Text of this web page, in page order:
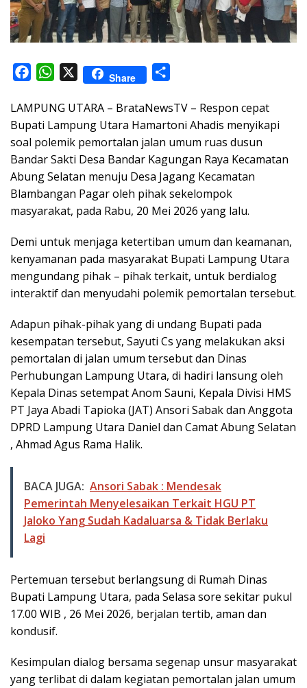
c
e
b
o
o
k
W
a
t
s
A
p
p
X Share
a
r
e
LAMPUNG UTARA – BrataNewsTV – Respon cepat
Bupati Lampung Utara Hamartoni Ahadis menyikapi
soal polemik pemortalan jalan umum ruas dusun
Bandar Sakti Desa Bandar Kagungan Raya Kecamatan
Abung Selatan menuju Desa Jagang Kecamatan
Blambangan Pagar oleh pihak sekelompok
masyarakat, pada Rabu, 20 Mei 2026 yang lalu.
Demi untuk menjaga ketertiban umum dan keamanan,
kenyamanan pada masyarakat Bupati Lampung Utara
mengundang pihak – pihak terkait, untuk berdialog
interaktif dan menyudahi polemik pemortalan tersebut.
Adapun pihak-pihak yang di undang Bupati pada
kesempatan tersebut, Sayuti Cs yang melakukan aksi
pemortalan di jalan umum tersebut dan Dinas
Perhubungan Lampung Utara, di hadiri lansung oleh
Kepala Dinas setempat Anom Sauni, Kepala Divisi HMS
PT Jaya Abadi Tapioka (JAT) Ansori Sabak dan Anggota
DPRD Lampung Utara Daniel dan Camat Abung Selatan
, Ahmad Agus Rama Halik.
BACA JUGA: Ansori Sabak : Mendesak
Pemerintah Menyelesaikan Terkait HGU PT
Jaloko Yang Sudah Kadaluarsa & Tidak Berlaku
Lagi
Pertemuan tersebut berlangsung di Rumah Dinas
Bupati Lampung Utara, pada Selasa sore sekitar pukul
17.00 WIB , 26 Mei 2026, berjalan tertib, aman dan
kondusif.
Kesimpulan dialog bersama segenap unsur masyarakat
yang terlibat di dalam kegiatan pemortalan jalan umum